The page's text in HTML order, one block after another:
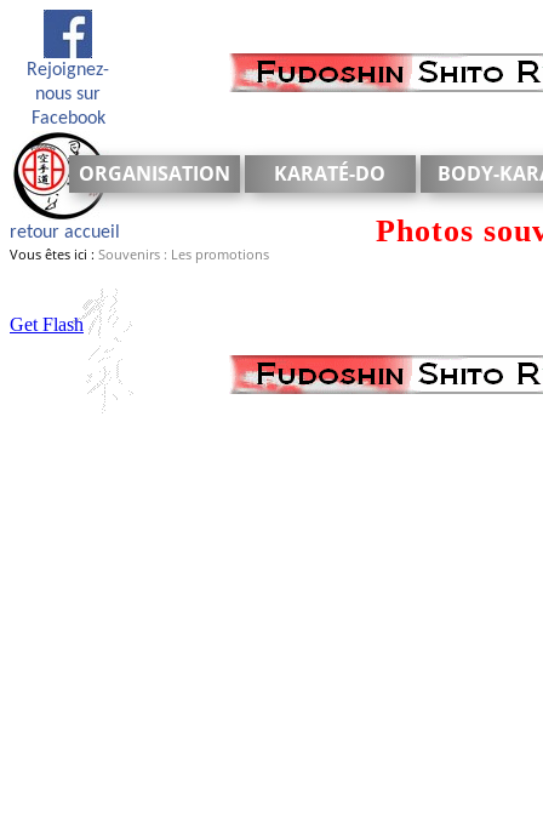
Rejoignez-
nous sur
Facebook
retour accueil
Vous êtes ici : Souvenirs : Les promotions
ORGANISATION
PRÉSENTATION
HORAIRES
ENSEIGNANTS
REGLEMENT
CONTACTS
KARATÉ-DO
PRÉSENTATION
TECHNIQUES
PRÉCEPTES
GRADES
BODY-
BODY-
Photos
Get Flash